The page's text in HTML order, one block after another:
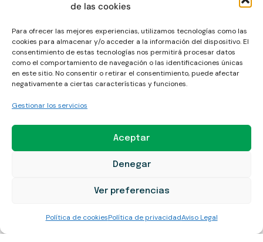
de las cookies
Para ofrecer las mejores experiencias, utilizamos tecnologías como las
cookies para almacenar y/o acceder a la información del dispositivo. El
consentimiento de estas tecnologías nos permitirá procesar datos
como el comportamiento de navegación o las identificaciones únicas
en este sitio. No consentir o retirar el consentimiento, puede afectar
negativamente a ciertas características y funciones.
Gestionar los servicios
Aceptar
Denegar
Ver preferencias
Política de cookiesPolítica de privacidadAviso Legal
suplementos
BLOG
Mitos y verdades sobre la proteína